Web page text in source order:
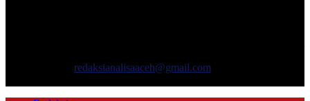
redaksianalisaaceh@gmail.com